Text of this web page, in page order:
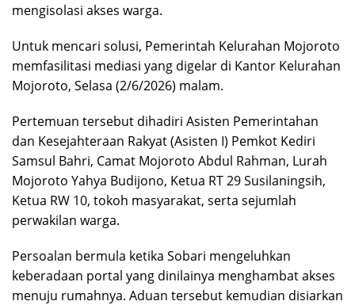
mengisolasi akses warga.
Untuk mencari solusi, Pemerintah Kelurahan Mojoroto
memfasilitasi mediasi yang digelar di Kantor Kelurahan
Mojoroto, Selasa (2/6/2026) malam.
Pertemuan tersebut dihadiri Asisten Pemerintahan
dan Kesejahteraan Rakyat (Asisten I) Pemkot Kediri
Samsul Bahri, Camat Mojoroto Abdul Rahman, Lurah
Mojoroto Yahya Budijono, Ketua RT 29 Susilaningsih,
Ketua RW 10, tokoh masyarakat, serta sejumlah
perwakilan warga.
Persoalan bermula ketika Sobari mengeluhkan
keberadaan portal yang dinilainya menghambat akses
menuju rumahnya. Aduan tersebut kemudian disiarkan